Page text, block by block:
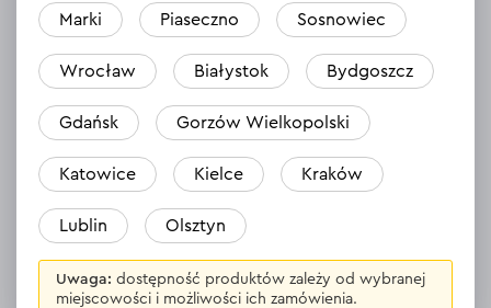
sprawdzić spełnienie warunków.
🌱 Dlaczego warto wziąć udział?
przygotować ogród na jesień i po prostu sprawić sobie
ogrodzie to prawdziwa przyjemność!
🔧 Niech marzenia o idealnym ogrodzie staną się
rzeczywistością – dołącz do konkursu już teraz!
Marki Piaseczno Sosnowiec
Wrocław Białystok Bydgoszcz
Gdańsk Gorzów Wielkopolski
Katowice Kielce Kraków
Lublin Olsztyn
Uwaga: dostępność produktów zależy od wybranej
miejscowości i możliwości ich zamówienia.